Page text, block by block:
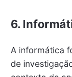
6.
A informática
de